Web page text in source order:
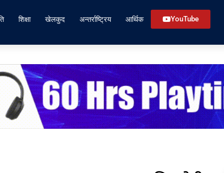
शिक्षा खेलकुद अन्तर्राष्ट्रिय आर्थिक YouTube